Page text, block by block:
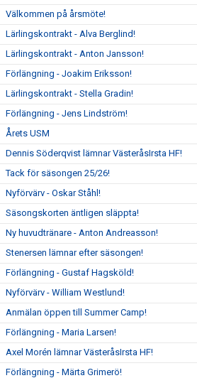
Välkommen på årsmöte!
Lärlingskontrakt - Alva Berglind!
Lärlingskontrakt - Anton Jansson!
Förlängning - Joakim Eriksson!
Lärlingskontrakt - Stella Gradin!
Förlängning - Jens Lindström!
Årets USM
Dennis Söderqvist lämnar VästeråsIrsta HF!
Tack för säsongen 25/26!
Nyförvärv - Oskar Ståhl!
Säsongskorten äntligen släppta!
Ny huvudtränare - Anton Andreasson!
Stenersen lämnar efter säsongen!
Förlängning - Gustaf Hagsköld!
Nyförvärv - William Westlund!
Anmälan öppen till Summer Camp!
Förlängning - Maria Larsen!
Axel Morén lämnar VästeråsIrsta HF!
Förlängning - Märta Grimerö!